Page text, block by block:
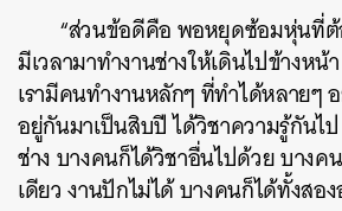
“ส่วนข้อดีคือ พอหยุดซ้อมหุ่นที่ต้
มีเวลามาทำงานช่างให้เดินไปข้างหน้
เรามีคนทำงานหลักๆ ที่ทำได้หลายๆ
อยู่กันมาเป็นสิบปี ได้วิชาความรู้กันไ
ช่าง บางคนก็ได้วิชาอื่นไปด้วย บางค
เดียว งานปักไม่ได้ บางคนก็ได้ทั้งสอ